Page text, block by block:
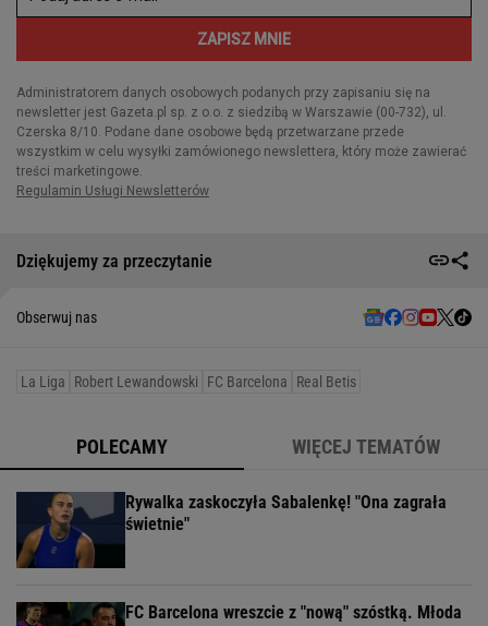
Dziękujemy za przeczytanie
Obserwuj nas
La Liga Robert Lewandowski FC Barcelona Real Betis
POLECAMY WIĘCEJ TEMATÓW
Rywalka zaskoczyła Sabalenkę! "Ona zagrała
świetnie"
FC Barcelona wreszcie z "nową" szóstką. Młoda